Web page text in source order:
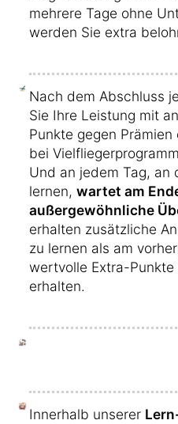
mehrere Tage ohne
werden Sie extra
Nach dem Abschluss
Sie Ihre Leistung mit
Punkte gegen
bei
Und an jedem Tag, an
lernen, wartet am
außergewöhnliche
erhalten zusätzliche
zu lernen als am
wertvolle Extra-
erhalten.
Innerhalb unserer